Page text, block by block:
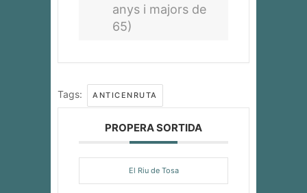
anys i majors de
65)
Tags: ANTICENRUTA
PROPERA SORTIDA
El Riu de Tosa